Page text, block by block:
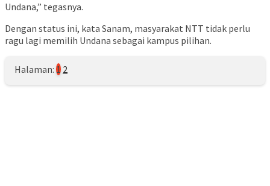
Undana,” tegasnya.
Dengan status ini, kata Sanam, masyarakat NTT tidak perlu
ragu lagi memilih Undana sebagai kampus pilihan.
Halaman: 1 2